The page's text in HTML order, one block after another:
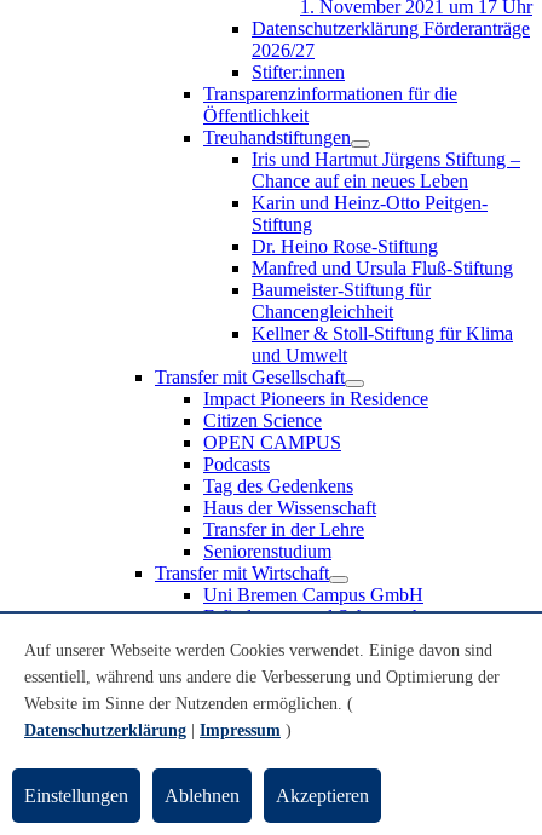
1. November 2021 um 17 Uhr
Datenschutzerklärung Förderanträge
2026/27
Stifter:innen
Transparenzinformationen für die
Öffentlichkeit
Treuhandstiftungen
Iris und Hartmut Jürgens Stiftung –
Chance auf ein neues Leben
Karin und Heinz-Otto Peitgen-
Stiftung
Dr. Heino Rose-Stiftung
Manfred und Ursula Fluß-Stiftung
Baumeister-Stiftung für
Chancengleichheit
Kellner & Stoll-Stiftung für Klima
und Umwelt
Transfer mit Gesellschaft
Impact Pioneers in Residence
Citizen Science
OPEN CAMPUS
Podcasts
Tag des Gedenkens
Haus der Wissenschaft
Transfer in der Lehre
Seniorenstudium
Transfer mit Wirtschaft
Uni Bremen Campus GmbH
Erfindungen und Schutzrechte
Recruiting an der Universität Bremen
Weiterbildung an der Universität Bremen
Transfer mit Schule
Schülerinnen und Schüler
Schulklassen
Lehrkräfte
Gründungsunterstützung
Auf unserer Webseite werden Cookies verwendet. Einige davon sind
essentiell, während uns andere die Verbesserung und Optimierung der
Website im Sinne der Nutzenden ermöglichen. (
Datenschutzerklärung
Impressum )
Einstellungen Ablehnen Akzeptieren